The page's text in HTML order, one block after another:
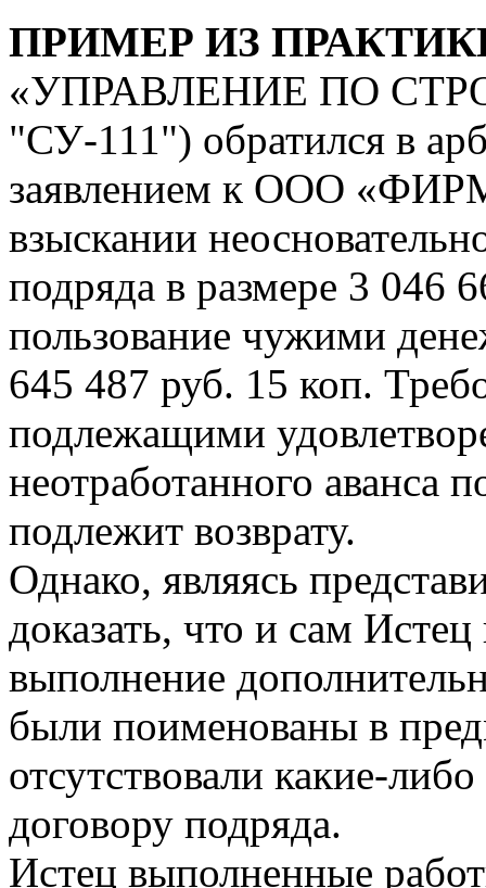
ПРИМЕР ИЗ
«УПРАВЛЕНИЕ ПО
"СУ-111") обратился в
заявлением к ООО
взыскании
подряда в размере 3 046
пользование чужими
645 487 руб. 15 коп.
подлежащими
неотработанного аванса
подлежит возврату.
Однако, являясь
доказать, что и сам
выполнение
были поименованы в
отсутствовали какие-
договору подряда.
Истец выполненные